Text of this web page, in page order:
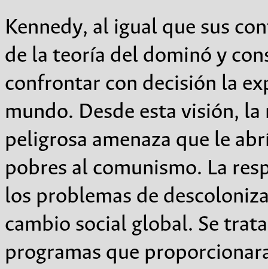
Kennedy, al igual que sus
de la teoría del dominó y
confrontar con decisión la
mundo. Desde esta visión,
peligrosa amenaza que le
pobres al comunismo. La
los problemas de
cambio social global. Se
programas que